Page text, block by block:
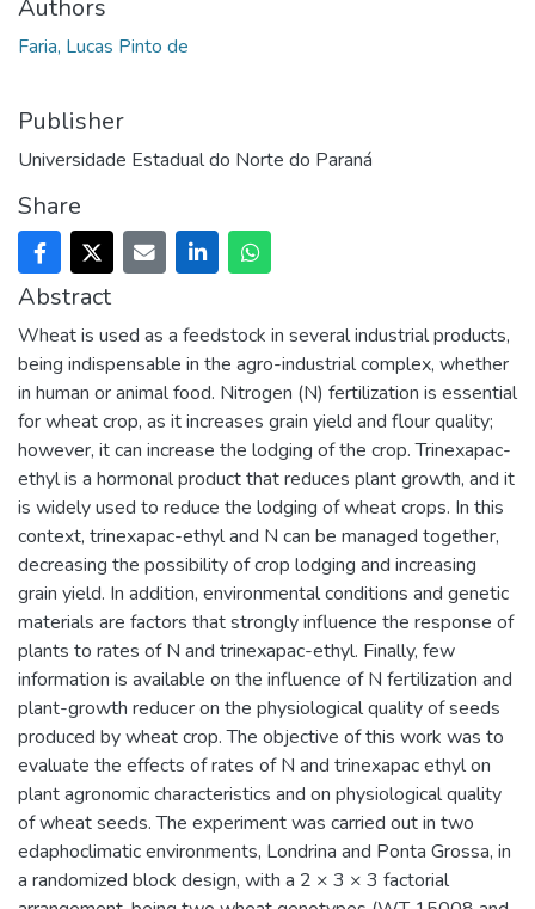
Authors
Faria, Lucas Pinto de
Publisher
Universidade Estadual do Norte do Paraná
Share
Abstract
Wheat is used as a feedstock in several industrial products,
being indispensable in the agro-industrial complex, whether
in human or animal food. Nitrogen (N) fertilization is essential
for wheat crop, as it increases grain yield and flour quality;
however, it can increase the lodging of the crop. Trinexapac-
ethyl is a hormonal product that reduces plant growth, and it
is widely used to reduce the lodging of wheat crops. In this
context, trinexapac-ethyl and N can be managed together,
decreasing the possibility of crop lodging and increasing
grain yield. In addition, environmental conditions and genetic
materials are factors that strongly influence the response of
plants to rates of N and trinexapac-ethyl. Finally, few
information is available on the influence of N fertilization and
plant-growth reducer on the physiological quality of seeds
produced by wheat crop. The objective of this work was to
evaluate the effects of rates of N and trinexapac ethyl on
plant agronomic characteristics and on physiological quality
of wheat seeds. The experiment was carried out in two
edaphoclimatic environments, Londrina and Ponta Grossa, in
a randomized block design, with a 2 × 3 × 3 factorial